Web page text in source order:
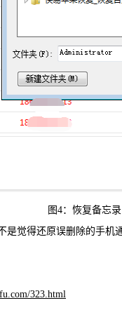
图4：恢复备忘录
觉得还原误删除的手机
323.html